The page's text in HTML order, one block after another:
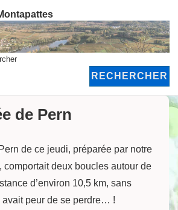
RECHERCHER
de Pern
de ce jeudi, préparée par notre
comportait deux boucles autour de
d’environ 10,5 km, sans
peur de se perdre… !